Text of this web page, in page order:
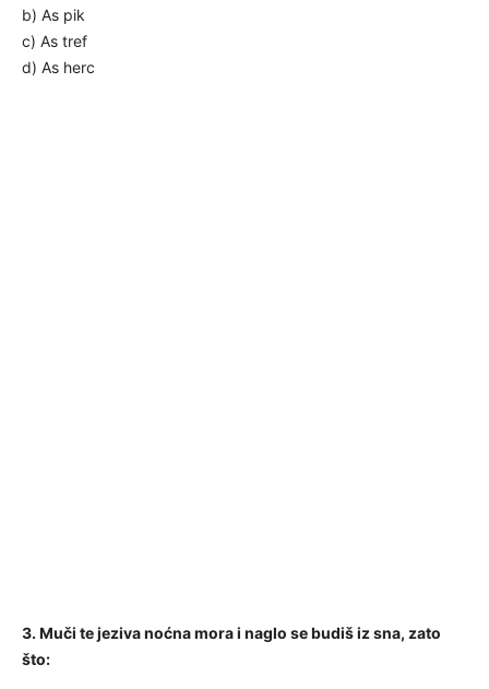
b) As pik
c) As tref
d) As herc
3. Muči te jeziva noćna mora i naglo se budiš iz sna, zato
što: